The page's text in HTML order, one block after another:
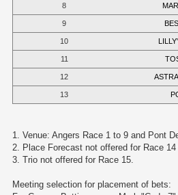
8
9
10
11
12
13
1. Venue: Angers Race 1 to 9 and Pont
2. Place Forecast not offered for Race 14
3. Trio not offered for Race 15.
Meeting selection for placement of bets: